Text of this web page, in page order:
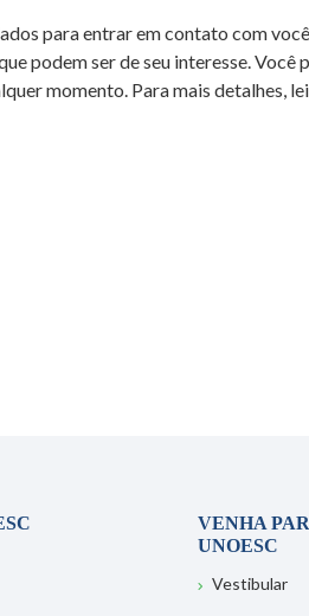
para entrar em contato com
podem ser de seu interesse. Você
momento. Para mais detalhes,
VENHA
UNOESC
Vestibular